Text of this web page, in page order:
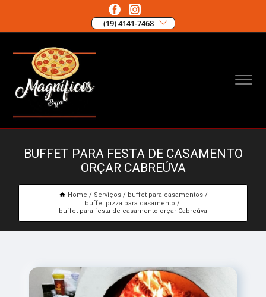
(19) 4141-7468
BUFFET PARA FESTA DE CASAMENTO
ORÇAR CABREÚVA
Home Serviços
buffet para casamentos
buffet pizza para casamento
buffet para festa de casamento orçar Cabreúva